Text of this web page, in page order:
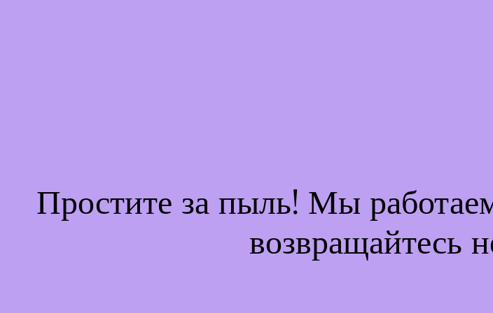
Простите за пыль! Мы
возвращайтесь